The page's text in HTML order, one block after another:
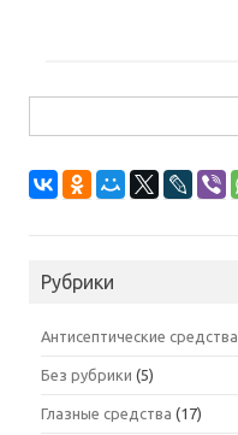
Рубрики
Антисептические средства
Без рубрики (5)
Глазные средства (17)